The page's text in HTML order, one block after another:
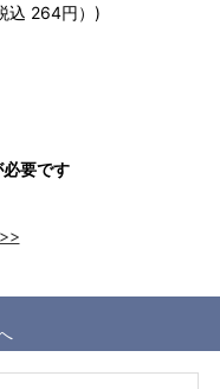
込 264円）)
必要です